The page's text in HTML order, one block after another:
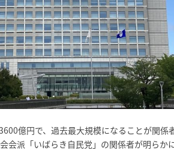
億円で、過去最大規模になることが関係
派「いばらき自民党」の関係者が明らか